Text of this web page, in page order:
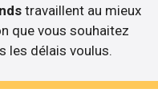
travaillent au mieux
que vous souhaitez
les délais voulus.